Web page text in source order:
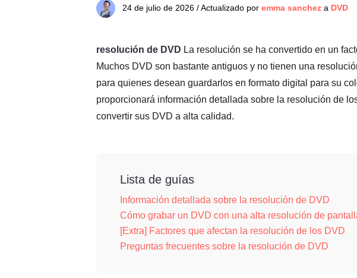
24 de julio de 2026 / Actualizado por emma sanchez a DVD
resolución de DVD La resolución se ha convertido en un
Muchos DVD son bastante antiguos y no tienen una
para quienes desean guardarlos en formato digital para su
proporcionará información detallada sobre la resolución de
convertir sus DVD a alta calidad.
Lista de guías
Información detallada sobre la resolución de DVD
Cómo grabar un DVD con una alta resolución de
[Extra] Factores que afectan la resolución de los DVD
Preguntas frecuentes sobre la resolución de DVD